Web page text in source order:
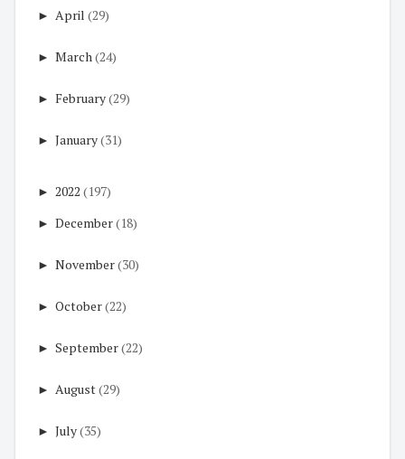
► April (29)
► March(24)
► February(29)
► January(31)
► 2022 (197)
► December(18)
► November(30)
► October(22)
► September(22)
► August(29)
► July(35)